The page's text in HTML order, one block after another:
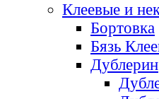
Клеевые и
Бортовка
Бязь
Дублерин